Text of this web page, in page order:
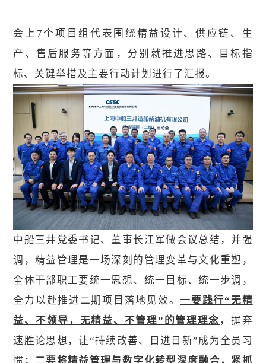
会上7个项目组代表围绕精益设计、供应链、生
产、售后服务等方面，分别就推进思路、目标指
标、关键举措及主要行动计划进行了汇报。
中船三井党委书记、董事长江军做会议总结，并强
调，精益管理是一场深刻的管理变革与文化重塑，
全体干部职工要统一思想、统一目标、统一步调，
全力以赴推进二期项目落地见效。一要践行“无精
益、不领导，无精益、不管理”的管理理念 ，摒弃
速胜论思想，让“持续改善、日进日新”成为全员习